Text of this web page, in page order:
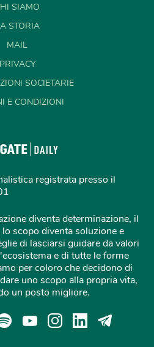
SIAMO
STORIA
MAIL
PRIVACY
SOCIETARIE
E CONDIZIONI
registrata presso il
diventa determinazione, il
scopo diventa soluzione e
di lasciarsi guidare da valori
e di tutte le forme
per coloro che decidono di
uno scopo alla propria vita,
un posto migliore.